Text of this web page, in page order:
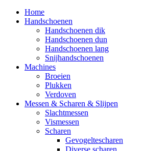
Home
Handschoenen
Handschoenen dik
Handschoenen dun
Handschoenen lang
Snijhandschoenen
Machines
Broeien
Plukken
Verdoven
Messen & Scharen & Slijpen
Slachtmessen
Vismessen
Scharen
Gevogeltescharen